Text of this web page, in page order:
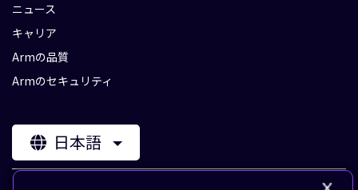
ニュース
キャリア
Armの品質
Armのセキュリティ
日本語